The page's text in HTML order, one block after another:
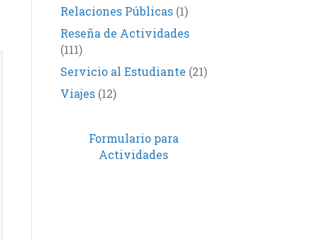
Relaciones Públicas(1)
Reseña de Actividades
(111)
Servicio al Estudiante (21)
Viajes(12)
Formulario para
Actividades